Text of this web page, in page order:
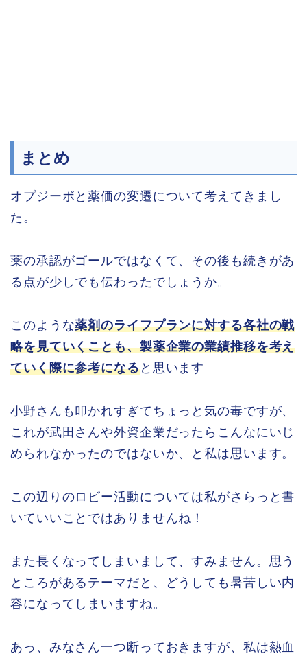
まとめ
オプジーボと薬価の変遷について考えてきまし
た。
薬の承認がゴールではなくて、その後も続きがあ
る点が少しでも伝わったでしょうか。
このような薬剤のライフプランに対する各社の戦
略を見ていくことも、製薬企業の業績推移を考え
ていく際に参考になると思います
小野さんも叩かれすぎてちょっと気の毒ですが、
これが武田さんや外資企業だったらこんなにいじ
められなかったのではないか、と私は思います。
この辺りのロビー活動については私がさらっと書
いていいことではありませんね！
また長くなってしまいまして、すみません。思う
ところがあるテーマだと、どうしても暑苦しい内
容になってしまいますね。
あっ、みなさん一つ断っておきますが、私は熱血